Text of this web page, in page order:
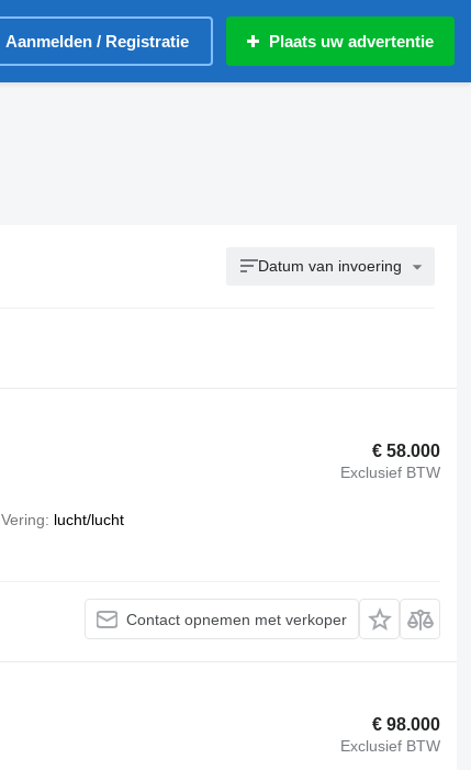
Aanmelden / Registratie Plaats uw advertentie
Datum van invoering
€ 58.000
Exclusief BTW
Vering lucht/lucht
Contact opnemen met verkoper
€ 98.000
Exclusief BTW